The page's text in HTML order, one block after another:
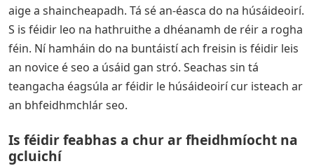
aige a shaincheapadh. Tá sé an-éasca do na húsáideoirí.
S is féidir leo na hathruithe a dhéanamh de réir a rogha
féin. Ní hamháin do na buntáistí ach freisin is féidir leis
an novice é seo a úsáid gan stró. Seachas sin tá
teangacha éagsúla ar féidir le húsáideoirí cur isteach ar
an bhfeidhmchlár seo.
Is féidir feabhas a chur ar fheidhmíocht na
gcluichí